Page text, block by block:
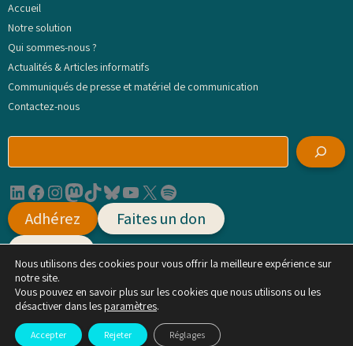
Accueil
Notre solution
Qui sommes-nous ?
Actualités & Articles informatifs
Communiqués de presse et matériel de communication
Contactez-nous
R
h
e
r
c
LinkedIn Facebook InstagramMastodon TikTok Bluesky YouTube X Spotify
Adhérez
Faites un don
Agissez
Mentions légales, conditions générales d'utilisation et politique de protection des
données
Nous utilisons des cookies pour vous offrir la meilleure expérience sur
notre site.
Vous pouvez en savoir plus sur les cookies que nous utilisons ou les
désactiver dans lesparamètres.
Accepter Rejeter Réglages